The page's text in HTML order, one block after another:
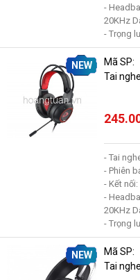
-
20KHz
- Trọng
NEW
Mã SP:
Tai
- Tai
- Phiên
- Kết
-
20KHz
- Trọng
NEW
Mã SP:
Tai